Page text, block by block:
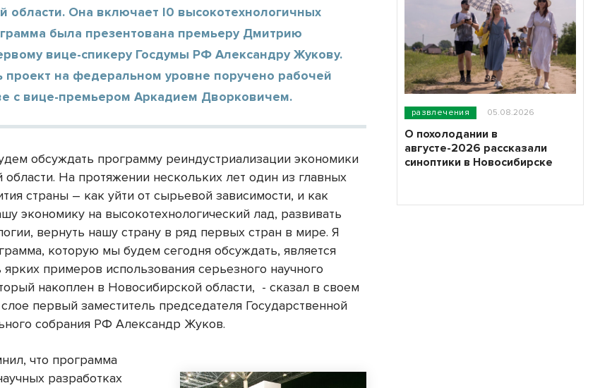
области. Она включает l0 высокотехнологичных
была презентована премьеру Дмитрию
вице-спикеру Госдумы РФ Александру Жукову.
проект на федеральном уровне поручено рабочей
с вице-премьером Аркадием Дворковичем.
обсуждать программу реиндустриализации экономики
На протяжении нескольких лет один из главных
страны – как уйти от сырьевой зависимости, и как
экономику на высокотехнологический лад, развивать
вернуть нашу страну в ряд первых стран в мире. Я
которую мы будем сегодня обсуждать, является
примеров использования серьезного научного
накоплен в Новосибирской области, - сказал в своем
первый заместитель председателя Государственной
собрания РФ Александр Жуков.
что программа
разработках
развлечения 05.08.2026
О похолодании в
августе-2026 рассказали
синоптики в Новосибирске